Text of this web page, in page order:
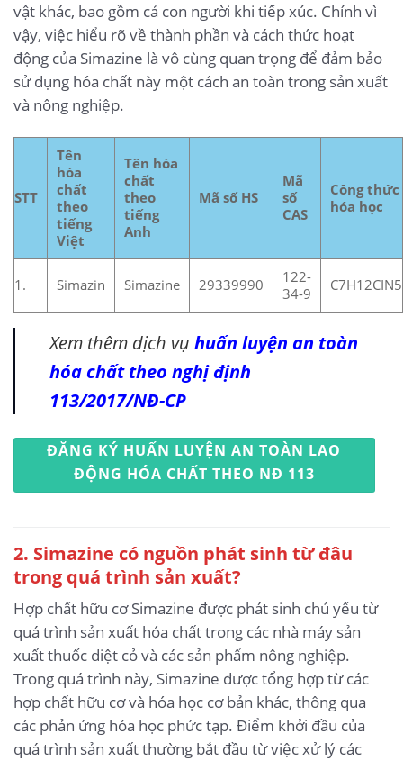
vật khác, bao gồm cả con người khi tiếp xúc. Chính vì
vậy, việc hiểu rõ về thành phần và cách thức hoạt
động của Simazine là vô cùng quan trọng để đảm bảo
sử dụng hóa chất này một cách an toàn trong sản xuất
và nông nghiệp.
STT
Tên
hóa
chất
theo
tiếng
Việt
Tên hóa
chất
theo
tiếng
Anh
Mã số HS
Mã
số
CAS
Công thức
hóa học
1. Simazin Simazine 29339990
122-
34-9
C7H12CIN5
Xem thêm dịch vụ huấn luyện an toàn
hóa chất theo nghị định
113/2017/NĐ-CP
ĐĂNG KÝ HUẤN LUYỆN AN TOÀN LAO
ĐỘNG HÓA CHẤT THEO NĐ 113
2. Simazine có nguồn phát sinh từ đâu
trong quá trình sản xuất?
Hợp chất hữu cơ Simazine được phát sinh chủ yếu từ
quá trình sản xuất hóa chất trong các nhà máy sản
xuất thuốc diệt cỏ và các sản phẩm nông nghiệp.
Trong quá trình này, Simazine được tổng hợp từ các
hợp chất hữu cơ và hóa học cơ bản khác, thông qua
các phản ứng hóa học phức tạp. Điểm khởi đầu của
quá trình sản xuất thường bắt đầu từ việc xử lý các